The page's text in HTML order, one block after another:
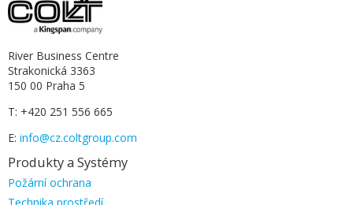
River Business Centre
Strakonická 3363
150 00 Praha 5
T: +420 251 556 665
E: info@cz.coltgroup.com
Produkty a Systémy
Přeskočit
navigaci
Požární ochrana